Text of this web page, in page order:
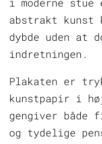
abstrakt kunst
dybde uden at
indretningen.
Plakaten er
kunstpapir i
gengiver både
og tydelige